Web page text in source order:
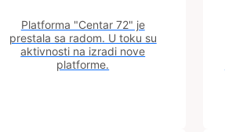
Platforma "Centar 72" je
prestala sa radom. U toku su
aktivnosti na izradi nove
platforme.